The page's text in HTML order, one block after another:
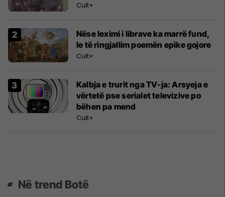
Cult+
Nëse leximi i librave ka marrë fund,
le të ringjallim poemën epike gojore
Cult+
Kalbja e trurit nga TV-ja: Arsyeja e
vërtetë pse serialet televizive po
bëhen pa mend
Cult+
Në trend Botë